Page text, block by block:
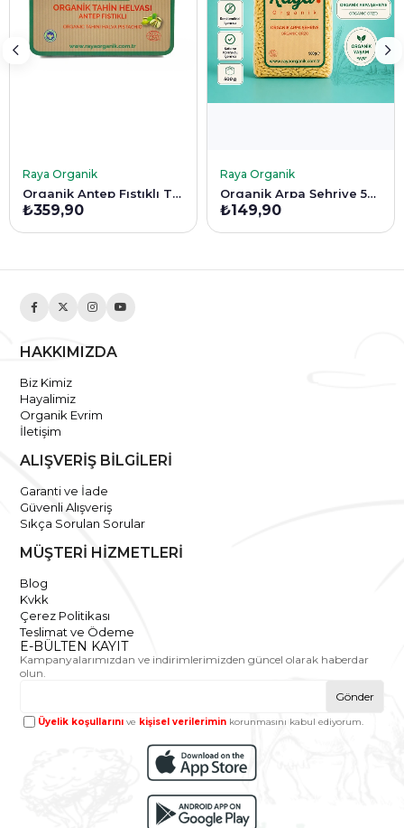
SEPETE EKLE
Raya Organik
Organik Antep Fıstıklı Tahin Helvası 200 Gr
₺359,90
SEPETE EKLE
Raya Organik
Organik Arpa Şehriye 500 g
₺149,90
HAKKIMIZDA
Biz Kimiz
Hayalimiz
Organik Evrim
İletişim
ALIŞVERİŞ BİLGİLERİ
Garanti ve İade
Güvenli Alışveriş
Sıkça Sorulan Sorular
MÜŞTERİ HİZMETLERİ
Blog
Kvkk
Çerez Politikası
Teslimat ve Ödeme
E-BÜLTEN KAYIT
Kampanyalarımızdan ve indirimlerimizden güncel olarak haberdar
olun.
Gönder
Üyelik koşullarını ve kişisel verilerimin korunmasını kabul ediyorum.